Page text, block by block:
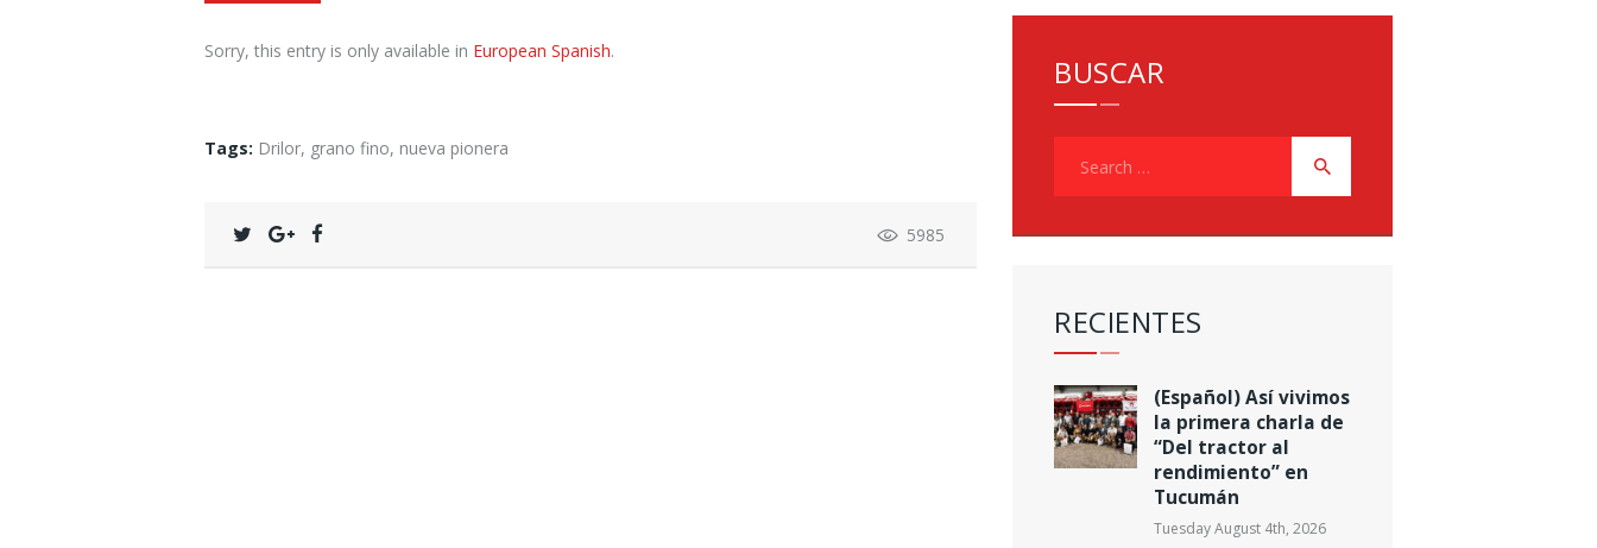
Sorry, this entry is only available in European Spanish.
Tags: Drilor, grano fino, nueva pionera
5985
BUSCAR
RECIENTES
(Español) Así vivimos
la primera charla de
“Del tractor al
rendimiento” en
Tucumán
Tuesday August 4th, 2026